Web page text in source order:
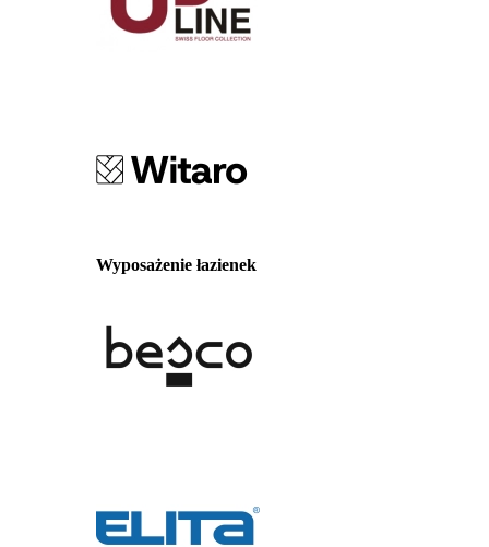
Wyposażenie łazienek